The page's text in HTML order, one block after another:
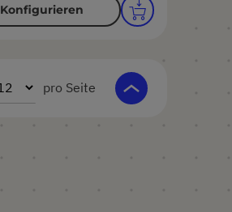
Konfigurieren
pro Seite